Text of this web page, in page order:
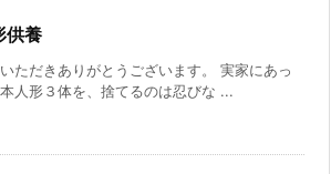
供養
ただきありがとうございます。 実家にあっ
人形３体を、捨てるのは忍びな ...